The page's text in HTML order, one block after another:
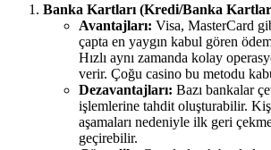
Banka Kartları (Kredi/Banka
Avantajları: Visa, MasterCard
çapta en yaygın kabul gören
Hızlı aynı zamanda kolay
verir. Çoğu casino bu metodu
Dezavantajları: Bazı bankalar
işlemlerine tahdit oluşturabilir.
aşamaları nedeniyle ilk geri
geçirebilir.